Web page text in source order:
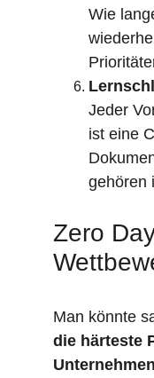
Wie
Jeder
ist eine
gehören
Zero
Man könnte
die härteste